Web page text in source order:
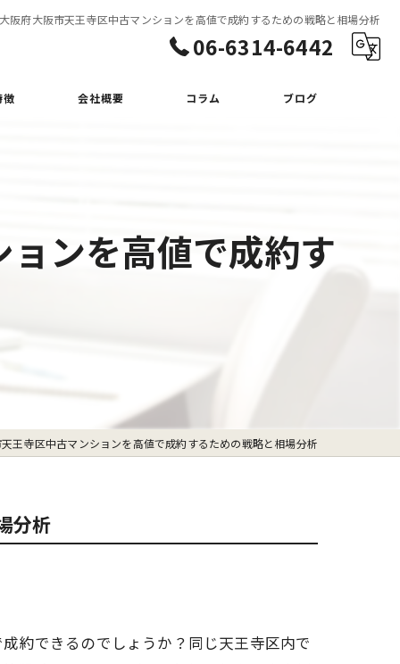
阪府大阪市天王寺区中古マンションを高値で成約するための戦略と相場分析
06-6314-6442
徴 会社概要 コラム ブログ
ンを高値で成約す
王寺区中古マンションを高値で成約するための戦略と相場分析
分析
約できるのでしょうか？同じ天王寺区内で